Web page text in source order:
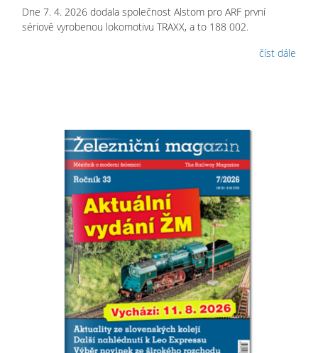
Dne 7. 4. 2026 dodala společnost Alstom pro ARF první
sériově vyrobenou lokomotivu TRAXX, a to 188 002.
číst dále